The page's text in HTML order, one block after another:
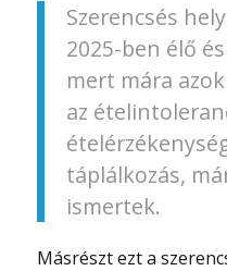
Szerencsés
2025-ben élő
mert mára
az
táplálkozás,
ismertek.
Másrészt ezt a